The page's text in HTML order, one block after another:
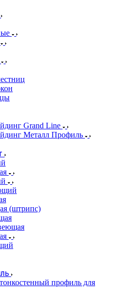
Grand Line
Металл Профиль
(штрипс)
профиль для